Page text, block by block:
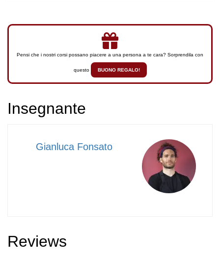
Pensi che i nostri corsi possano piacere a una persona a te cara? Sorprendila con
questo BUONO REGALO!
Insegnante
Gianluca Fonsato
Maestro
Panificatore,
anni
Reviews